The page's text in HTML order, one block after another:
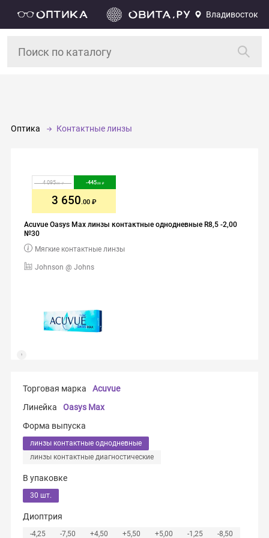
Владивосток
Оптика Контактные линзы
Acuvue Oasys Max линзы контактные однодневные R8,5 -2,00
№30
Johnson @ Johns
Мягкие контактные линзы
4 095.00 -445.00
3 650.00
Торговая марка
Acuvue
Линейка
Oasys Max
Форма выпуска
линзы контактные однодневные
линзы контактные диагностические
В упаковке
30 шт.
Диоптрия
-4,25 -7,50 +4,50 +5,50 +5,00 -1,25 -8,50